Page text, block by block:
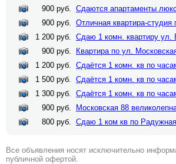
900 руб. Сдаются апартаменты
900 руб. Отличная квартира-
1 200 руб. Сдаю 1 комн. квартиру ул.
900 руб.
Квартира по ул.
1 200 руб. Сдаётся 1 комн. кв по
1 500 руб. Сдаётся 1 комн. кв по
1 300 руб. Сдаётся 1 комн. кв по
900 руб.
Московская 88
800 руб. Сдаю 1 ком кв по
Все объявления носят исключительно
публичной офертой.